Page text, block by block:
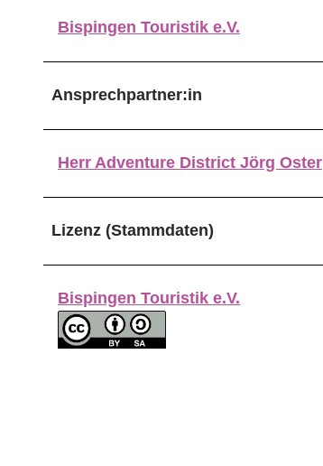
Bispingen Touristik e.V.
Ansprechpartner:in
Herr Adventure District Jörg Oster
Lizenz (Stammdaten)
Bispingen Touristik e.V.